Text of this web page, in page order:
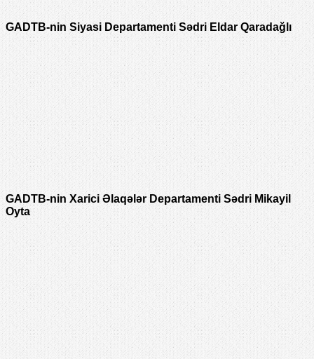
GADTB-nin Siyasi Departamenti Sədri Eldar Qaradağlı
GADTB-nin Xarici Əlaqələr Departamenti Sədri Mikayil
Oyta